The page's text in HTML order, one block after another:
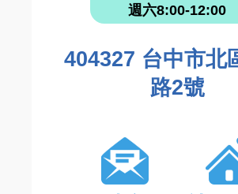
週六8:00-12:00
404327 台中市北
路2號